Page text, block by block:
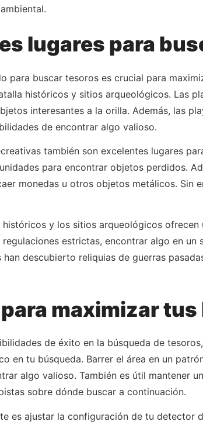
lugares para
para buscar tesoros es crucial para
históricos y sitios arqueológicos. Las
interesantes a la orilla. Además, las
de encontrar algo valioso.
también son excelentes lugares
para encontrar objetos perdidos.
monedas u otros objetos metálicos.
y los sitios arqueológicos
regulaciones estrictas, encontrar algo en
descubierto reliquias de guerras
maximizar
de éxito en la búsqueda de
en tu búsqueda. Barrer el área en un
algo valioso. También es útil mantener
sobre dónde buscar a continuación.
es ajustar la configuración de tu detector